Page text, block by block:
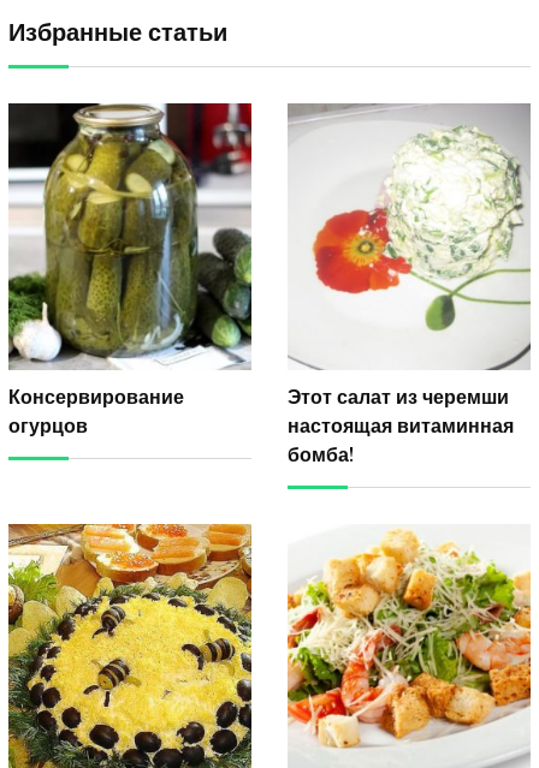
Избранные статьи
Консервирование
огурцов
Этот салат из черемши
настоящая витаминная
бомба!